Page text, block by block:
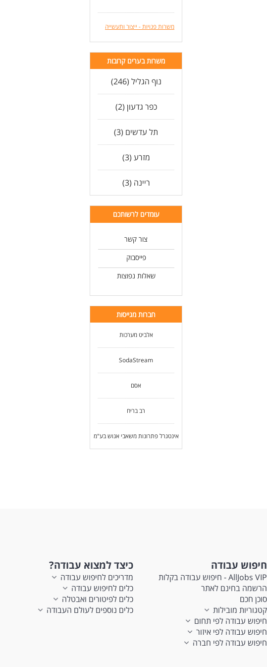
משרות פנויות - ייצור ותעשייה
משרות בערים קרובות
נוף הגליל (246)
כפר גדעון (2)
תל עדשים (3)
מזרע (3)
ריינה (3)
עומדים לרשותכם
צור קשר
פייסבוק
שאלות נפוצות
חברות מגייסות
אלביט מערכות
SodaStream
אסם
רב בריח
אינטגרל פתרונות משאבי אנוש בע"מ
חיפוש עבודה
AllJobs VIP - חיפוש עבודה בקלות
הרשמה בחינם לאתר
סוכן חכם
קטגוריות מובילות
חיפוש עבודה לפי תחום
חיפוש עבודה לפי איזור
חיפוש עבודה לפי חברה
כיצד למצוא עבודה?
מדריכים לחיפוש עבודה
כלים לחיפוש עבודה
כלים לפיטורים ואבטלה
כלים נוספים לעולם העבודה